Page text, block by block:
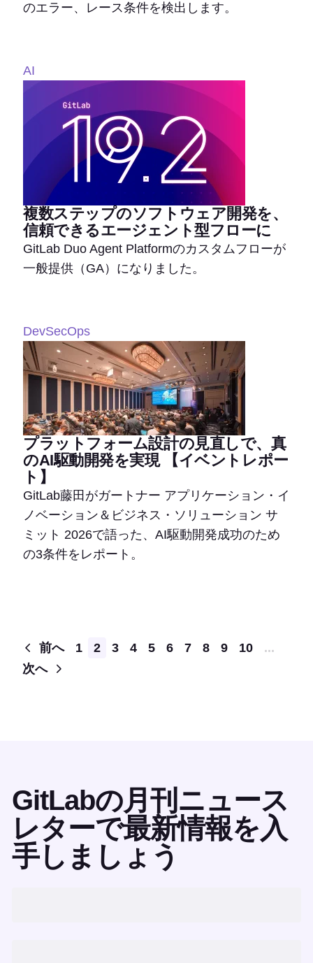
のエラー、レース条件を検出します。
AI
複数ステップのソフトウェア開発を、
信頼できるエージェント型フローに
GitLab Duo Agent Platformのカスタムフローが
一般提供（GA）になりました。
DevSecOps
プラットフォーム設計の見直しで、真
のAI駆動開発を実現 【イベントレポー
ト】
GitLab藤田がガートナー アプリケーション・イ
ノベーション＆ビジネス・ソリューション サ
ミット 2026で語った、AI駆動開発成功のため
の3条件をレポート。
Pagination
前へ 1 2 3 4 5 6 7 8 9 10
...
次へ
GitLabの月刊ニュース
レターで最新情報を入
手しましょう